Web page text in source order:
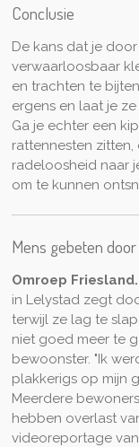
Conclusie
De kans dat je
verwaarloosbaar
en trachten te
ergens en laat je
Ga je echter een
rattennesten
radeloosheid naar
om te kunnen
Mens gebeten door
Omroep Friesland.
in Lelystad zegt
terwijl ze lag te
niet goed meer te
bewoonster. "Ik
plakkerigs op mijn
Meerdere
hebben overlast
videoreportage